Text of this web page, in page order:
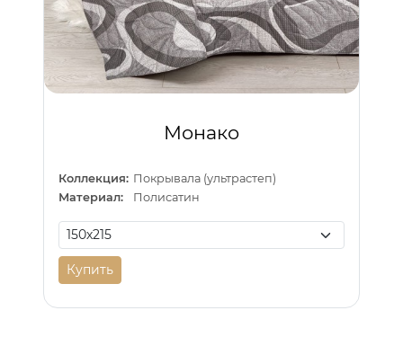
Монако
Коллекция: Покрывала (ультрастеп)
Материал:
Полисатин
Купить